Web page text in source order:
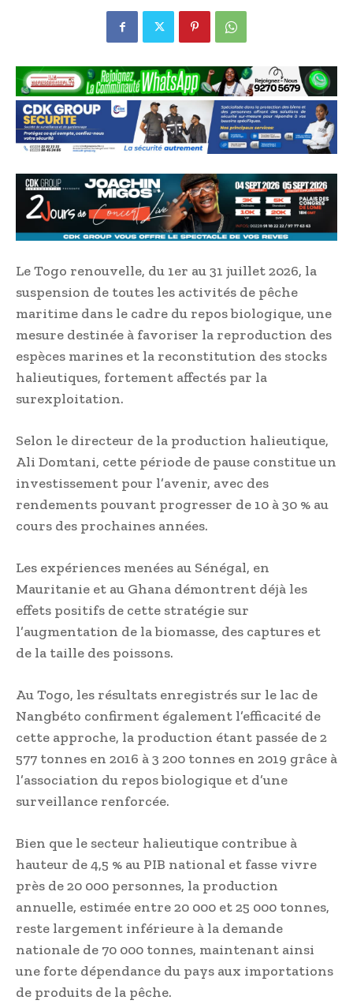
Le Togo renouvelle, du 1er au 31 juillet 2026, la
suspension de toutes les activités de pêche
maritime dans le cadre du repos biologique, une
mesure destinée à favoriser la reproduction des
espèces marines et la reconstitution des stocks
halieutiques, fortement affectés par la
surexploitation.
Selon le directeur de la production halieutique,
Ali Domtani, cette période de pause constitue un
investissement pour l’avenir, avec des
rendements pouvant progresser de 10 à 30 % au
cours des prochaines années.
Les expériences menées au Sénégal, en
Mauritanie et au Ghana démontrent déjà les
effets positifs de cette stratégie sur
l’augmentation de la biomasse, des captures et
de la taille des poissons.
Au Togo, les résultats enregistrés sur le lac de
Nangbéto confirment également l’efficacité de
cette approche, la production étant passée de 2
577 tonnes en 2016 à 3 200 tonnes en 2019 grâce à
l’association du repos biologique et d’une
surveillance renforcée.
Bien que le secteur halieutique contribue à
hauteur de 4,5 % au PIB national et fasse vivre
près de 20 000 personnes, la production
annuelle, estimée entre 20 000 et 25 000 tonnes,
reste largement inférieure à la demande
nationale de 70 000 tonnes, maintenant ainsi
une forte dépendance du pays aux importations
de produits de la pêche.